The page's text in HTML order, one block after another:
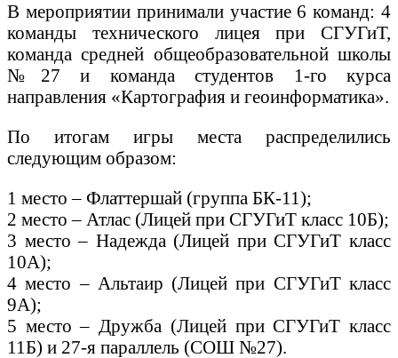
В мероприятии принимали участие 6 команд: 4
команды технического лицея при СГУГиТ,
команда средней общеобразовательной школы
№27 и команда студентов 1-го курса
направления «Картография и геоинформатика».
По итогам игры места распределились
следующим образом:
1 место – Флаттершай (группа БК-11);
2 место – Атлас (Лицей при СГУГиТ класс 10Б);
3 место – Надежда (Лицей при СГУГиТ класс
10А);
4 место – Альтаир (Лицей при СГУГиТ класс
9А);
5 место – Дружба (Лицей при СГУГиТ класс
11Б) и 27-я параллель (СОШ №27).